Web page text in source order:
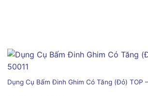
Dụng Cụ Bấm Đinh Ghim Có Tăng (Đỏ) TOP